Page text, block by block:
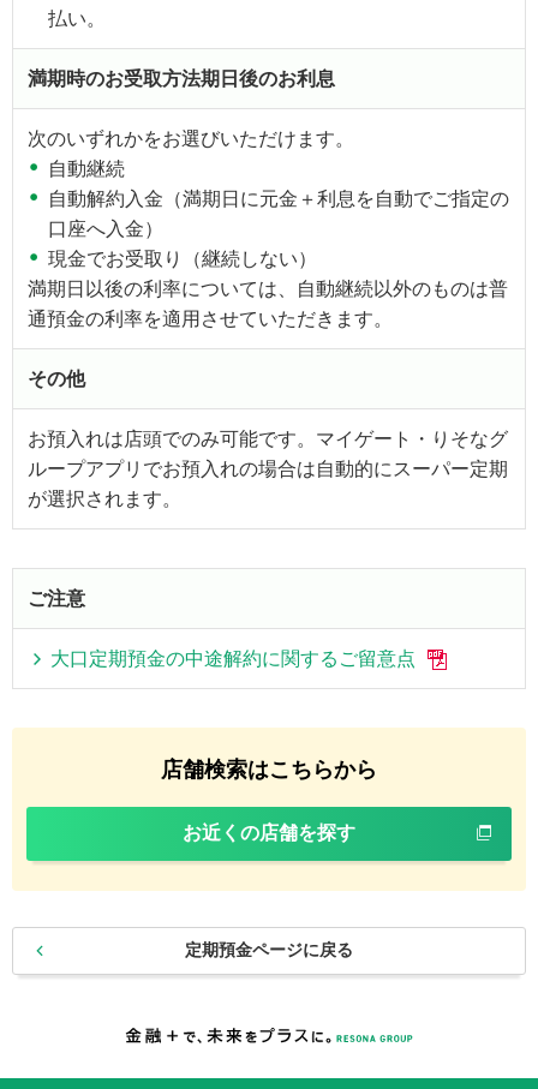
払い。
満期時のお受取方法期日後のお利息
次のいずれかをお選びいただけます。
自動継続
自動解約入金（満期日に元金＋利息を自動でご指定の
口座へ入金）
現金でお受取り（継続しない）
満期日以後の利率については、自動継続以外のものは普
通預金の利率を適用させていただきます。
その他
お預入れは店頭でのみ可能です。マイゲート・りそなグ
ループアプリでお預入れの場合は自動的にスーパー定期
が選択されます。
ご注意
大口定期預金の中途解約に関するご留意点
店舗検索はこちらから
お近くの店舗を探す
定期預金ページに戻る